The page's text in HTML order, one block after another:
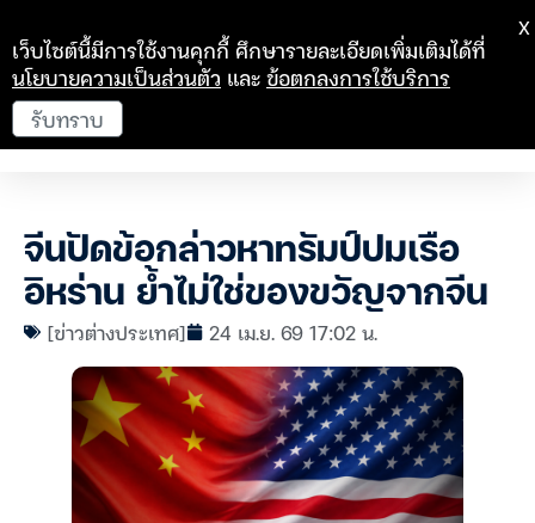
จีนปัดข้อกล่าวหาทรัมป์ปมเรือ
อิหร่าน ย้ำไม่ใช่ของขวัญจากจีน
[ข่าวต่างประเทศ] 24 เม.ย. 69 17:02 น.
เว็บไซต์นี้มีการใช้งานคุกกี้ ศึกษารายละเอียดเพิ่มเติมได้ที่
นโยบายความเป็นส่วนตัว และข้อตกลงการใช้บริการ
รับทราบ
X